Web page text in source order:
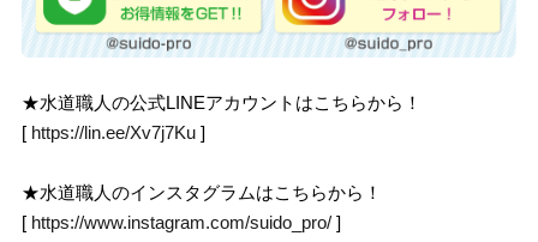
★水道職人の公式LINEアカウントはこちらから！
[ https://lin.ee/Xv7j7Ku ]
★水道職人のインスタグラムはこちらから！
[ https://www.instagram.com/suido_pro/ ]